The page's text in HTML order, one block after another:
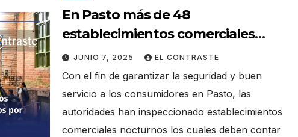
En Pasto más de 48
establecimientos comerciales
nocturnos fueron cerrados por
incumplimientos legales
JUNIO 7, 2025 EL CONTRASTE
Con el fin de garantizar la seguridad y buen
servicio a los consumidores en Pasto, las
autoridades han inspeccionado establecimientos
comerciales nocturnos los cuales deben contar